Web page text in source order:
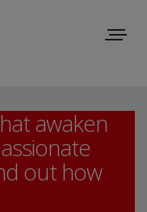
Toggle
awaken
out how